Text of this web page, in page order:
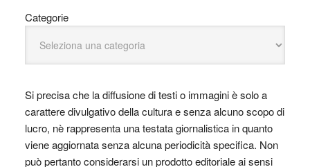
Categorie
Si precisa che la diffusione di testi o immagini è solo a
carattere divulgativo della cultura e senza alcuno scopo di
lucro, nè rappresenta una testata giornalistica in quanto
viene aggiornata senza alcuna periodicità specifica. Non
può pertanto considerarsi un prodotto editoriale ai sensi